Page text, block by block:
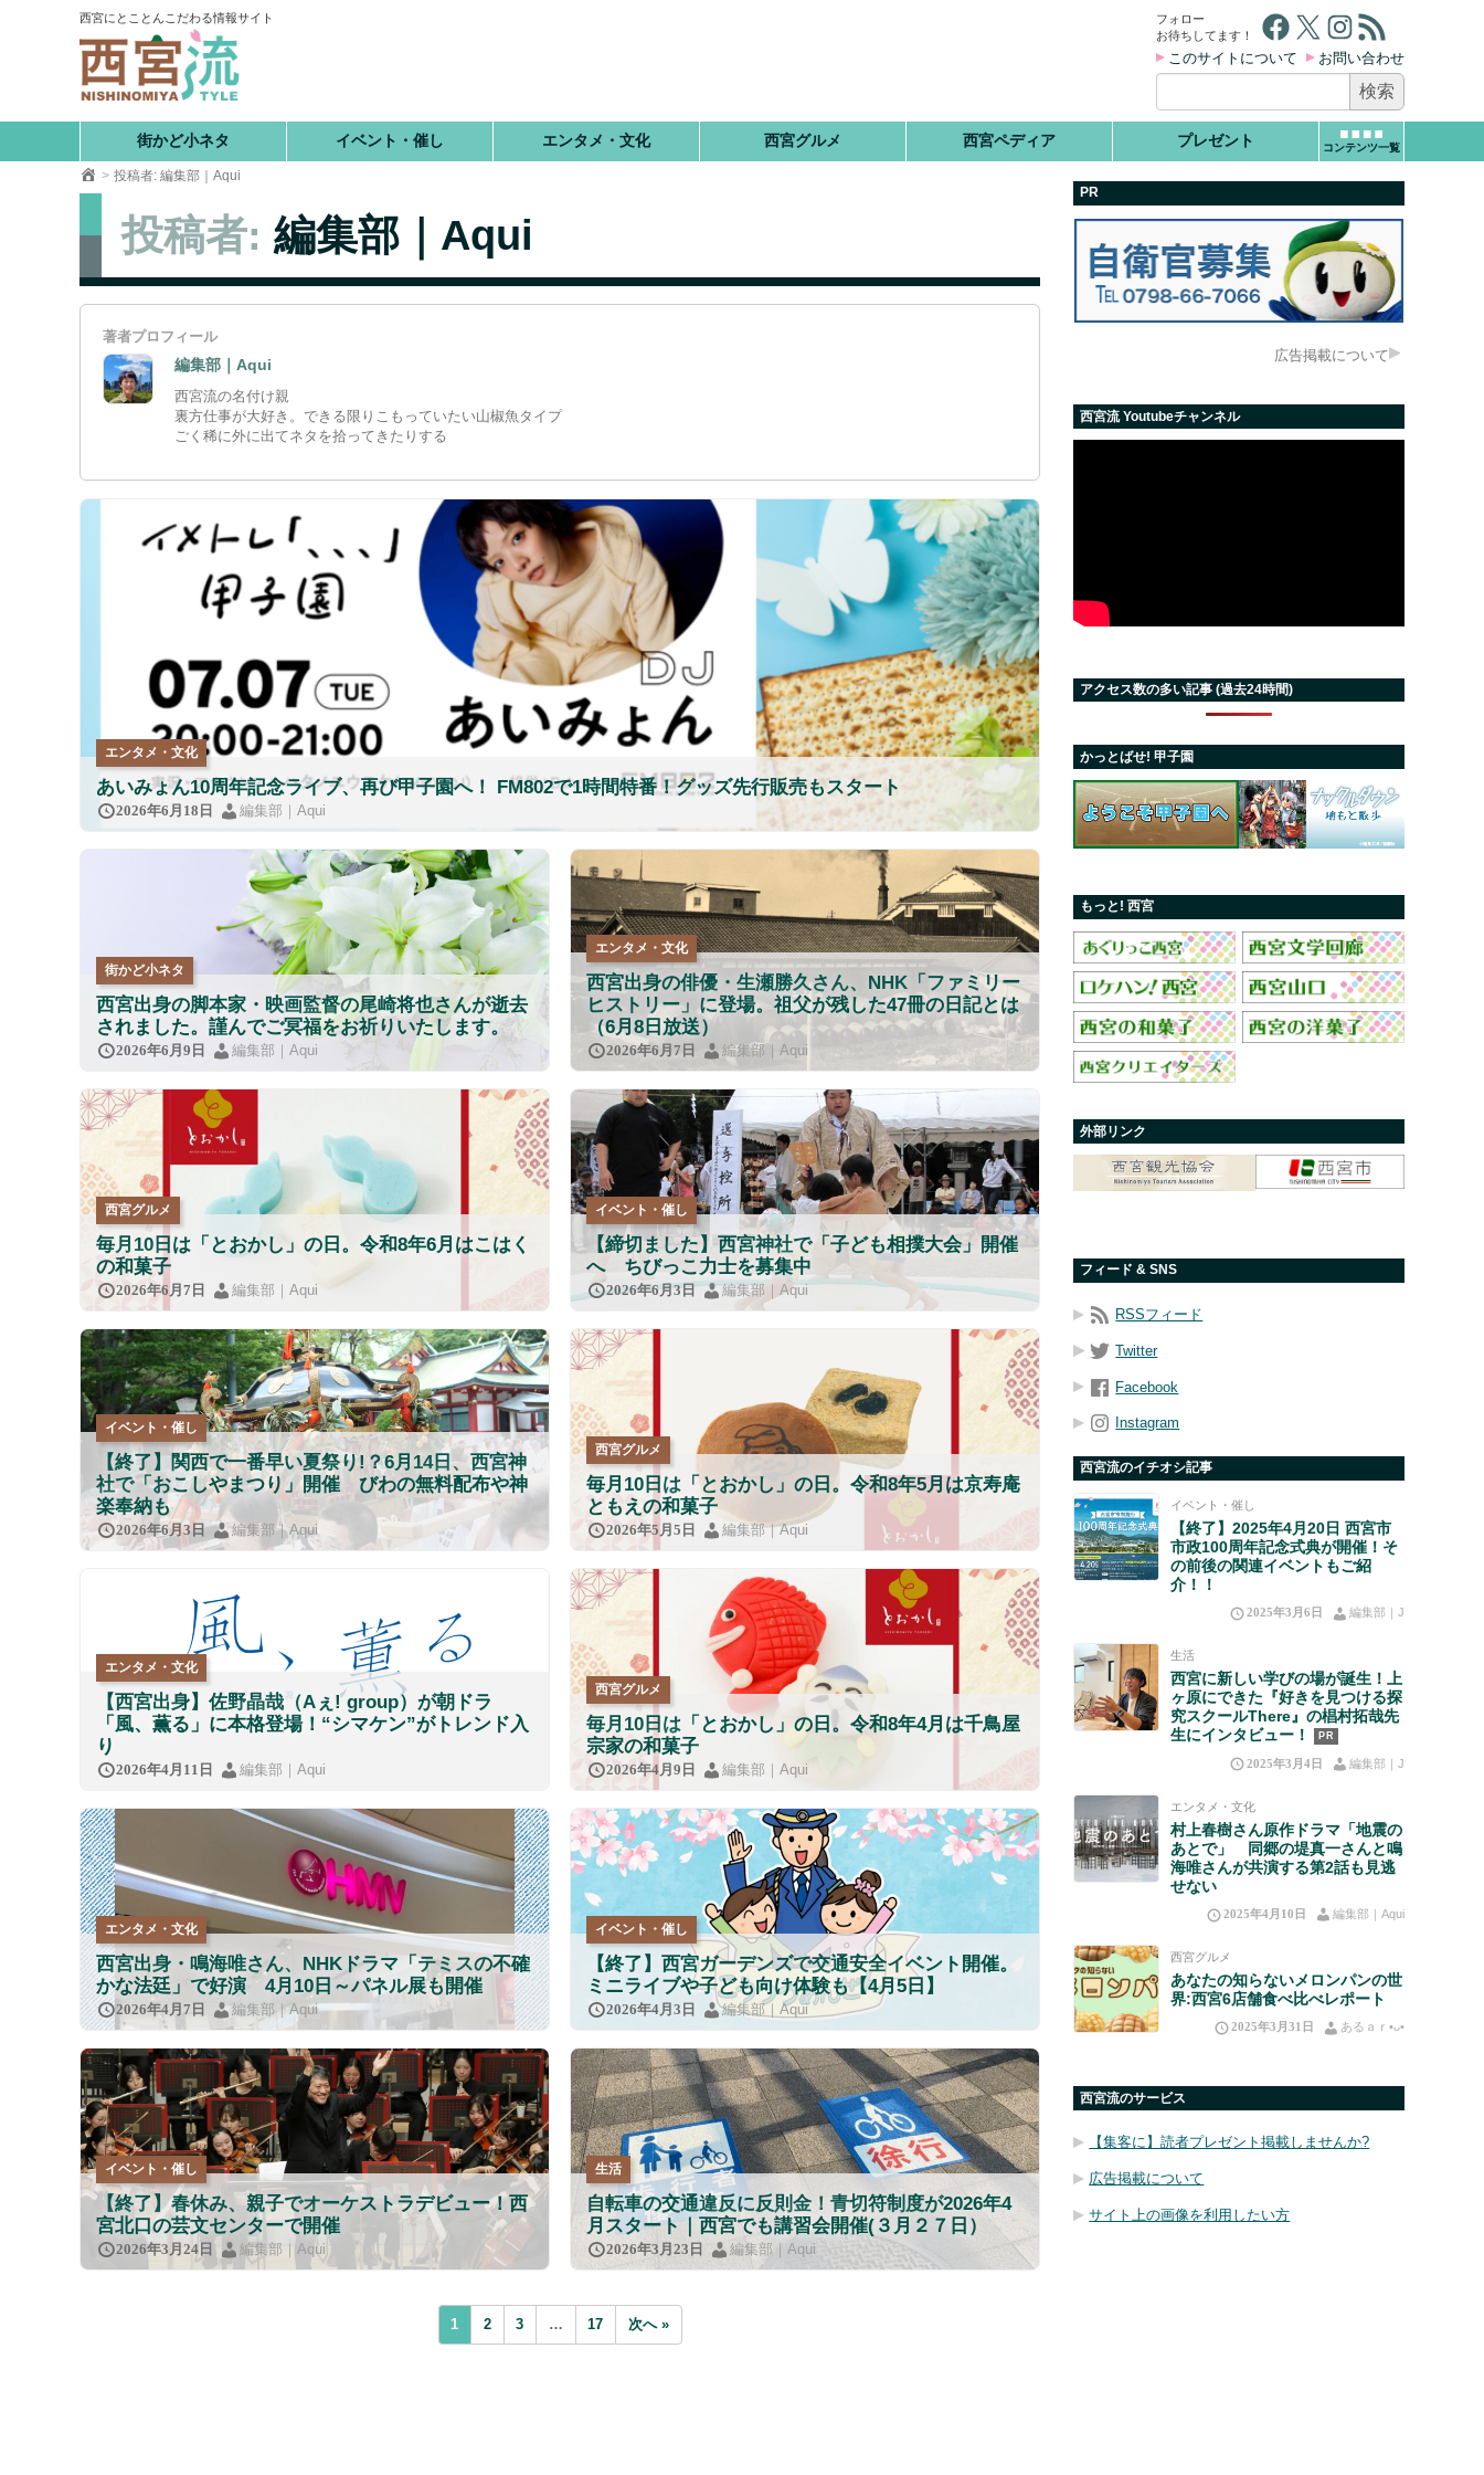
西宮にとことんこだわる情報サイト
街かど小ネタ イベント・催し エンタメ・文化 西宮グルメ 西宮ペディア プレゼント コンテンツ一覧
フォロー
お待ちしてます！
Facebook X Instagram RSS フィード
このサイトについて お問い合わせ
索:
投稿者: 編集部｜Aqui
投稿者:編集部｜Aqui
著者プロフィール
編集部｜Aqui
西宮流の名付け親
裏方仕事が大好き。できる限りこもっていたい山椒魚タイプ
ごく稀に外に出てネタを拾ってきたりする
エンタメ・文化
あいみょん10周年記念ライブ、再び甲子園へ！ FM802で1時間特番！グッズ先行販売もスタート
2026年6月18日 編集部｜Aqui
街かど小ネタ
西宮出身の脚本家・映画監督の尾崎将也さんが逝去
されました。謹んでご冥福をお祈りいたします。
2026年6月9日 編集部｜Aqui
エンタメ・文化
西宮出身の俳優・生瀬勝久さん、NHK「ファミリー
ヒストリー」に登場。祖父が残した47冊の日記とは
（6月8日放送）
2026年6月7日 編集部｜Aqui
西宮グルメ
毎月10日は「とおかし」の日。令和8年6月はこはく
の和菓子
2026年6月7日 編集部｜Aqui
イベント・催し
【締切ました】西宮神社で「子ども相撲大会」開催
へ ちびっこ力士を募集中
2026年6月3日 編集部｜Aqui
イベント・催し
【終了】関西で一番早い夏祭り!？6月14日、西宮神
社で「おこしやまつり」開催 びわの無料配布や神
楽奉納も
2026年6月3日 編集部｜Aqui
西宮グルメ
毎月10日は「とおかし」の日。令和8年5月は京寿庵
ともえの和菓子
2026年5月5日 編集部｜Aqui
エンタメ・文化
【西宮出身】佐野晶哉（Aぇ! group）が朝ドラ
「風、薫る」に本格登場！“シマケン”がトレンド入
り
2026年4月11日 編集部｜Aqui
西宮グルメ
毎月10日は「とおかし」の日。令和8年4月は千鳥屋
宗家の和菓子
2026年4月9日 編集部｜Aqui
エンタメ・文化
西宮出身・鳴海唯さん、NHKドラマ「テミスの不確
かな法廷」で好演 4月10日～パネル展も開催
2026年4月7日 編集部｜Aqui
イベント・催し
【終了】西宮ガーデンズで交通安全イベント開催。
ミニライブや子ども向け体験も【4月5日】
2026年4月3日 編集部｜Aqui
イベント・催し
【終了】春休み、親子でオーケストラデビュー！西
宮北口の芸文センターで開催
2026年3月24日 編集部｜Aqui
生活
自転車の交通違反に反則金！青切符制度が2026年4
月スタート｜西宮でも講習会開催(３月２７日）
2026年3月23日 編集部｜Aqui
1 2 3 … 17 次へ »
PR
広告掲載について
西宮流 Youtubeチャンネル
アクセス数の多い記事 (過去24時間)
かっとばせ! 甲子園
もっと! 西宮
外部リンク
フィード & SNS
RSSフィード
Twitter
Facebook
Instagram
西宮流のイチオシ記事
イベント・催し
【終了】2025年4月20日 西宮市
市政100周年記念式典が開催！そ
の前後の関連イベントもご紹
介！！
2025年3月6日 編集部｜J
生活
西宮に新しい学びの場が誕生！上
ヶ原にできた『好きを見つける探
究スクールThere』の椙村拓哉先
生にインタビュー！
PR
2025年3月4日 編集部｜J
エンタメ・文化
村上春樹さん原作ドラマ「地震の
あとで」 同郷の堤真一さんと鳴
海唯さんが共演する第2話も見逃
せない
2025年4月10日 編集部｜Aqui
西宮グルメ
あなたの知らないメロンパンの世
界:西宮6店舗食べ比べレポート
2025年3月31日 あるａｒ•⁠ᴗ⁠•⁠
西宮流のサービス
【集客に】読者プレゼント掲載しませんか?
広告掲載について
サイト上の画像を利用したい方